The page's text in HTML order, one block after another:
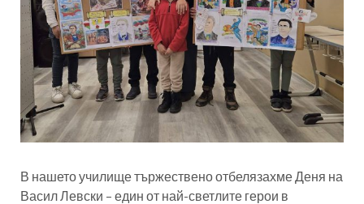
В нашето училище тържествено отбелязахме Деня на
Васил Левски – един от най-светлите герои в